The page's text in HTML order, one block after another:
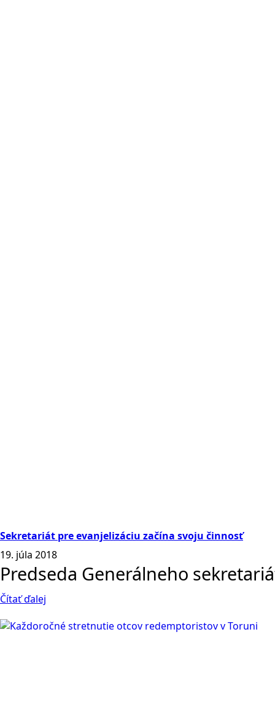
Sekretariát pre evanjelizáciu začína svoju činnosť
19. júla 2018
Predseda Generálneho
Čítať ďalej